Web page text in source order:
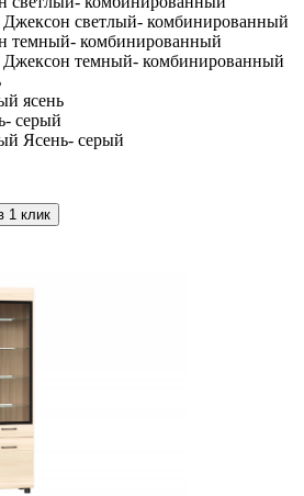
Джексон светлый- комбинированный
Джексон темный- комбинированный
ясень
Ясень- серый
1 клик